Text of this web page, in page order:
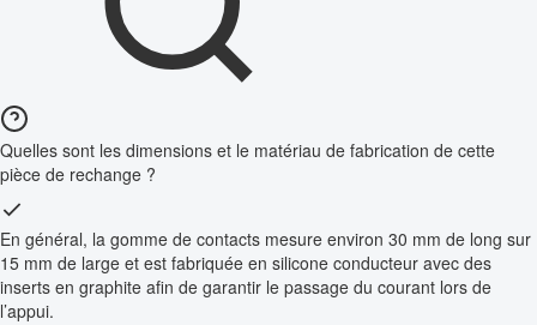
Quelles sont les dimensions et le matériau de fabrication de cette
pièce de rechange ?
En général, la gomme de contacts mesure environ 30 mm de long sur
15 mm de large et est fabriquée en silicone conducteur avec des
inserts en graphite afin de garantir le passage du courant lors de
l’appui.